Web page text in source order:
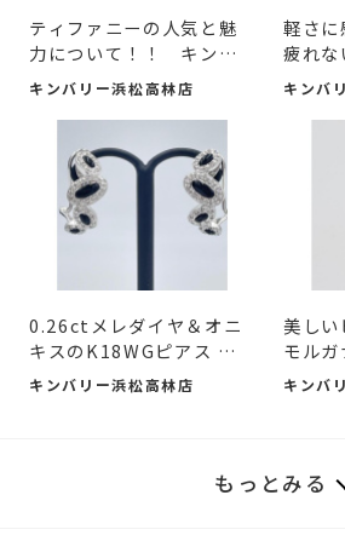
ティファニーの人気と魅
力について！！ キンバ
リ...
キンバリー浜松高林店
軽さに
疲れ
ン...
キンバ
0.26ctメレダイヤ＆オニ
キスのK18WGピアス のご
紹介
キンバリー浜松高林店
美しい
モル
す...
キンバ
もっとみる